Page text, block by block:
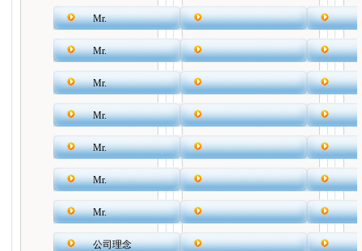
Mr.
Mr.
Mr.
Mr.
Mr.
Mr.
Mr.
公司理念